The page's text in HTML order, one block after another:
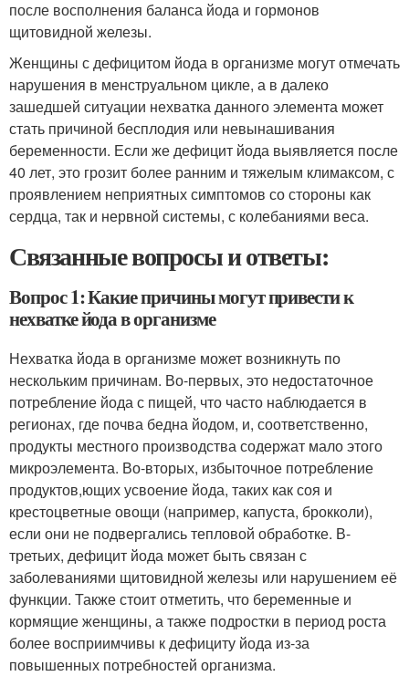
после восполнения баланса йода и гормонов
щитовидной железы.
Женщины с дефицитом йода в организме могут отмечать
нарушения в менструальном цикле, а в далеко
зашедшей ситуации нехватка данного элемента может
стать причиной бесплодия или невынашивания
беременности. Если же дефицит йода выявляется после
40 лет, это грозит более ранним и тяжелым климаксом, с
проявлением неприятных симптомов со стороны как
сердца, так и нервной системы, с колебаниями веса.
Связанные вопросы и ответы:
Вопрос 1: Какие причины могут привести к
нехватке йода в организме
Нехватка йода в организме может возникнуть по
нескольким причинам. Во-первых, это недостаточное
потребление йода с пищей, что часто наблюдается в
регионах, где почва бедна йодом, и, соответственно,
продукты местного производства содержат мало этого
микроэлемента. Во-вторых, избыточное потребление
продуктов,ющих усвоение йода, таких как соя и
крестоцветные овощи (например, капуста, брокколи),
если они не подвергались тепловой обработке. В-
третьих, дефицит йода может быть связан с
заболеваниями щитовидной железы или нарушением её
функции. Также стоит отметить, что беременные и
кормящие женщины, а также подростки в период роста
более восприимчивы к дефициту йода из-за
повышенных потребностей организма.